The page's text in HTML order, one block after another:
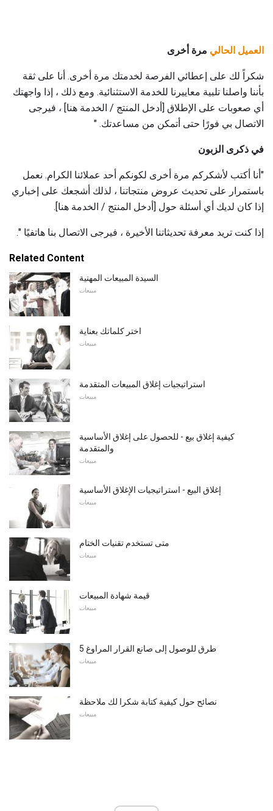
العميل الحالي مرة أخرى
شكراً لك على إعطائي الفرصة لخدمتك مرة أخرى. أنا على ثقة
بأننا واصلنا تلبية معاييرنا للخدمة الاستثنائية. ومع ذلك ، إذا واجهتك
أي صعوبات على الإطلاق [أدخل المنتج / الخدمة هنا] ، فيرجى
الاتصال بي فورًا حتى أتمكن من مساعدتك. "
في ذكرى الزبون
"أنا أكتب لأشكركم مرة أخرى لكونكم أحد عملائنا الكرام. نعمل
باستمرار على تحديث عروض منتجاتنا ، لذلك أشجعك على إخباري
إذا كان لديك أي أسئلة حول [أدخل المنتج / الخدمة هنا].
إذا كنت تريد معرفة تحديثاتنا الأخيرة ، فيرجى الاتصال بنا هاتفيًا ".
Related Content
السيدة المبيعات المهنية
مبيعات
اختر كلماتك بعناية
مبيعات
استراتيجيات إغلاق المبيعات المتقدمة
مبيعات
كيفية إغلاق بيع - للحصول على إغلاق الأساسية
والمتقدمة
مبيعات
إغلاق البيع - استراتيجيات الإغلاق الأساسية
مبيعات
متى تستخدم تقنيات الختام
مبيعات
قيمة شهادة المبيعات
مبيعات
5 طرق للوصول إلى صانع القرار المراوغ
مبيعات
نصائح حول كيفية كتابة شكرا لك ملاحظة
مبيعات